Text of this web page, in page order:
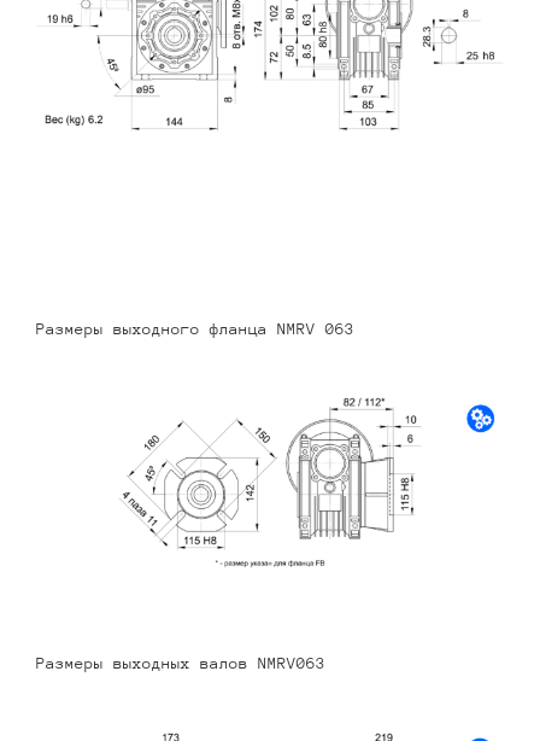
Размеры выходного фланца NMRV 063
Размеры выходных валов NMRV063